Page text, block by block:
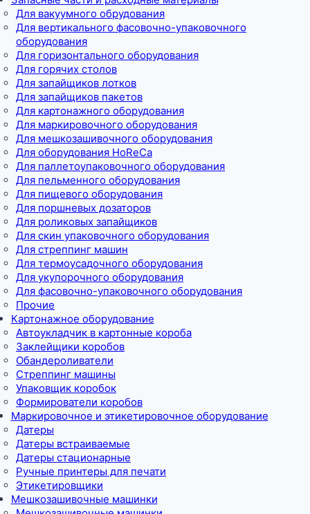
Для вакуумного обрудования
Для вертикального фасовочно-упаковочного
оборудования
Для горизонтального оборудования
Для горячих столов
Для запайщиков лотков
Для запайщиков пакетов
Для картонажного оборудования
Для маркировочного оборудования
Для мешкозашивочного оборудования
Для оборудования HoReCa
Для паллетоупаковочного оборудования
Для пельменного оборудования
Для пищевого оборудования
Для поршневых дозаторов
Для роликовых запайщиков
Для скин упаковочного оборудования
Для стреппинг машин
Для термоусадочного оборудования
Для укупорочного оборудования
Для фасовочно-упаковочного оборудования
Прочие
Картонажное оборудование
Автоукладчик в картонные короба
Заклейщики коробов
Обандероливатели
Стреппинг машины
Упаковщик коробок
Формирователи коробов
Маркировочное и этикетировочное оборудование
Датеры
Датеры встраиваемые
Датеры стационарные
Ручные принтеры для печати
Этикетировщики
Мешкозашивочные машинки